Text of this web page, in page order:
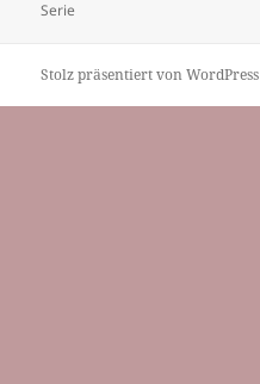
am
Serie
Stolz präsentiert von WordPress